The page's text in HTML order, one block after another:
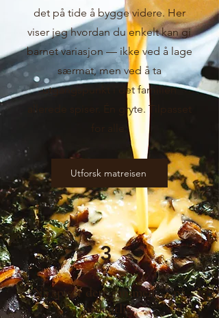
det på tide å bygge videre. Her
viser jeg hvordan du enkelt kan gi
barnet variasjon — ikke ved å lage
særmat, men ved å ta
utgangspunkt i det familien
allerede spiser. Én gryte. Tilpasset
Utforsk matreisen
3
Nå spiser dere sammen — på
ordentlig.